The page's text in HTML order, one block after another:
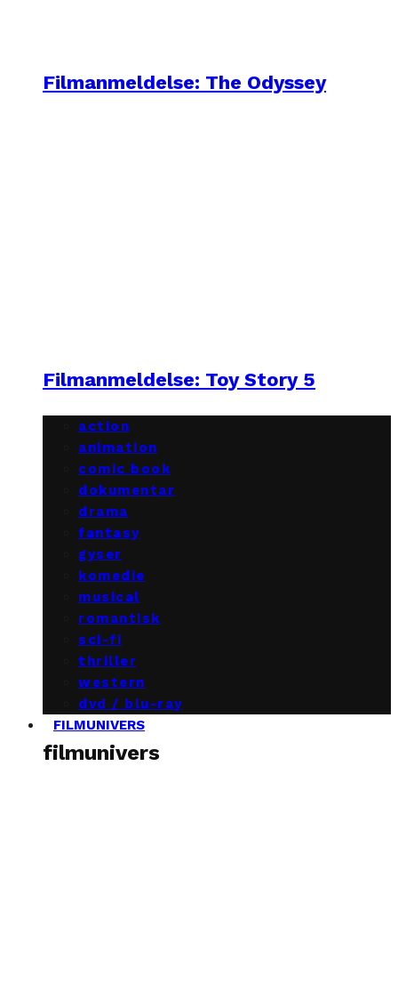
Filmanmeldelse: The Odyssey
Filmanmeldelse: Toy Story 5
action
animation
comic book
dokumentar
drama
fantasy
gyser
komedie
musical
romantisk
sci-fi
thriller
western
dvd / blu-ray
FILMUNIVERS
filmunivers